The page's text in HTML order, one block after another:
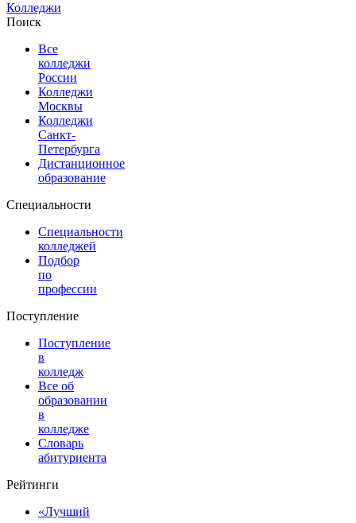
Колледжи
Поиск
Все
колледжи
России
Колледжи
Москвы
Колледжи
Санкт-
Петербурга
Дистанционное
образование
Специальности
Специальности
колледжей
Подбор
по
профессии
Поступление
Поступление
в
колледж
Все об
образовании
в
колледже
Словарь
абитуриента
Рейтинги
«Лучший